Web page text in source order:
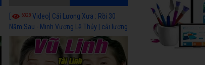
6328 Video] Cải Lương Xưa : Rồi 30
Năm Sau - Minh Vương Lệ Thủy | cải lương
xã hội hay nhất